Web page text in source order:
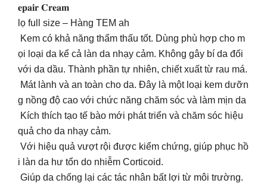
𝐞𝐩𝐚𝐢𝐫 𝐂𝐫𝐞𝐚𝐦
lọ full size – Hàng TEM ah
Kem có khả năng thẩm thấu tốt. Dùng phù hợp cho m
ọi loại da kể cả làn da nhạy cảm. Không gây bí da đối
với da dầu. Thành phần tự nhiên, chiết xuất từ rau má.
Mát lành và an toàn cho da. Đây là một loại kem dưỡn
g nồng độ cao với chức năng chăm sóc và làm mịn da
Kích thích tạo tế bào mới phát triển và chăm sóc hiệu
quả cho da nhạy cảm.
Với hiệu quả vượt rội được kiểm chứng, giúp phục hồ
i làn da hư tổn do nhiễm Corticoid.
Giúp da chống lại các tác nhân bất lợi từ môi trường.